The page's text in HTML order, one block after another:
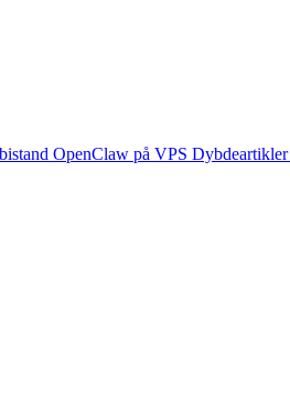
OpenClaw på VPS Dybdeartikler